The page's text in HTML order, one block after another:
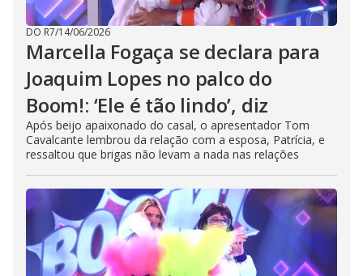
DO R7/14/06/2026
Marcella Fogaça se declara para
Joaquim Lopes no palco do
Boom!: ‘Ele é tão lindo’, diz
Após beijo apaixonado do casal, o apresentador Tom
Cavalcante lembrou da relação com a esposa, Patrícia, e
ressaltou que brigas não levam a nada nas relações